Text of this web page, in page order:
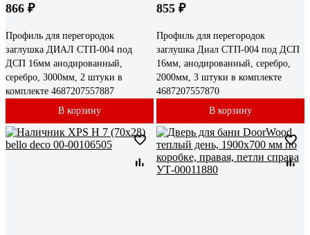
866 ₽
Профиль для перегородок
заглушка ДИАЛ СТП-004 под
ДСП 16мм анодированный,
серебро, 3000мм, 2 штуки в
комплекте 4687207557887
В корзину
855 ₽
Профиль для перегородок
заглушка Диал СТП-004 под ДСП
16мм, анодированный, серебро,
2000мм, 3 штуки в комплекте
4687207557870
В корзину